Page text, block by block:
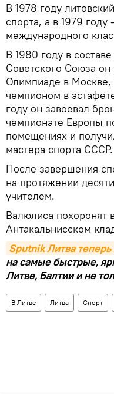
В 1978 году
спорта, а в 1979
международного
В 1980 году в
Советского Союза он
Олимпиаде в Москве,
чемпионом в
году он завоевал
чемпионате Европы
помещениях и
мастера спорта СССР.
После завершения
на протяжении
учителем.
Валюлиса похоронят
Антакальнисском
Sputnik Литва
на самые быстрые,
Литве, Балтии и не
В Литве Литва Спорт